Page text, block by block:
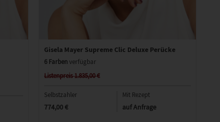
Gisela Mayer Supreme Clic Deluxe Perücke
6 Farbenverfügbar
Listenpreis 1.835,00 €
Selbstzahler
774,00 €
Mit Rezept
auf Anfrage